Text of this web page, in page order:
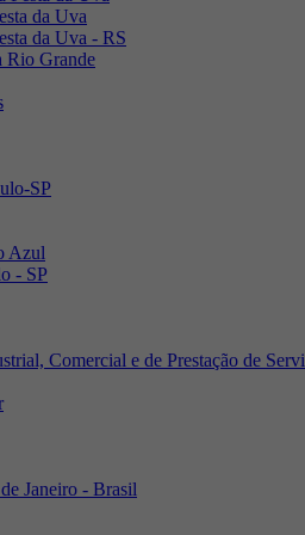
da Uva
da Uva - RS
Rio Grande
SP
Azul
- SP
Comercial e de Prestação de
Janeiro - Brasil